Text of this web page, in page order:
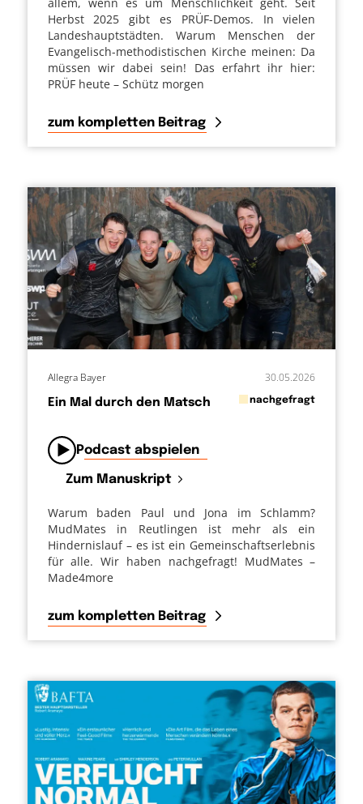
allem, wenn es um Menschlichkeit geht. Seit
Herbst 2025 gibt es PRÜF-Demos. In vielen
Landeshauptstädten. Warum Menschen der
Evangelisch-methodistischen Kirche meinen: Da
müssen wir dabei sein! Das erfahrt ihr hier:
PRÜF heute – Schütz morgen
zum kompletten Beitrag
Ein Mal durch den Matsch
30.05.2026
innachgefragt
Allegra Bayer
Podcast abspielen
Zum Manuskript
Warum baden Paul und Jona im Schlamm?
MudMates in Reutlingen ist mehr als ein
Hindernislauf – es ist ein Gemeinschaftserlebnis
für alle. Wir haben nachgefragt! MudMates –
Made4more
zum kompletten Beitrag